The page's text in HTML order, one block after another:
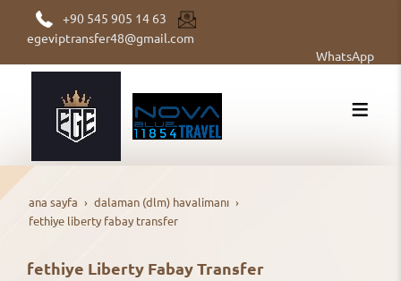
+90 545 905 14 63
egeviptransfer48@gmail.com
WhatsApp
ana sayfa
dalaman (dlm) havalimanı
fethiye liberty fabay transfer
fethiye Liberty Fabay Transfer